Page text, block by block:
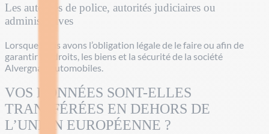
Les autorités de police, autorités judiciaires ou
administratives
Lorsque nous avons l’obligation légale de le faire ou afin de
garantir les droits, les biens et la sécurité de la société
Alvergnas Automobiles.
VOS DONNÉES SONT-ELLES
TRANSFÉRÉES EN DEHORS DE
L’UNION EUROPÉENNE ?